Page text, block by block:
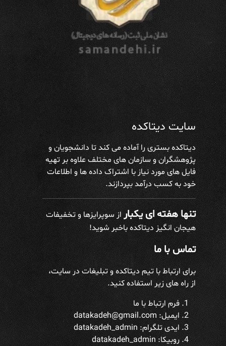
سایت دیتاکده
دیتاکده بستری را آماده می کند تا دانشجویان و
پژوهشگران و سازمان های مختلف علاوه بر تهیه
فایل های مورد نیاز با اشتراک داده ها و اطلاعات
خود به کسب درآمد بپردازند.
تنها هفته ای یکباراز سوپرایزها و تخفیفات
هیجان انگیز دیتاکده باخبر شوید!
تماس با ما
برای ارتباط با تیم دیتاکده و تبلیغات در سایت،
از راه های زیر استفاده کنید.
فرم ارتباط با ما
ایمیل: datakadeh@gmail.com
ایدی تلگرام:datakadeh_admin
روبیکا: datakadeh_admin